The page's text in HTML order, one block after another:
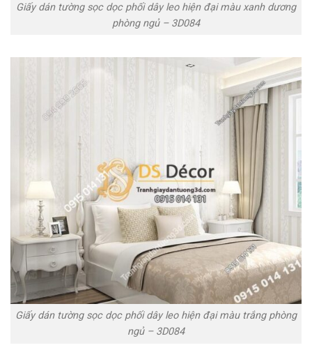
Giấy dán tường sọc dọc phối dây leo hiện đại màu xanh dương
phòng ngủ – 3D084
Giấy dán tường sọc dọc phối dây leo hiện đại màu trắng phòng
ngủ – 3D084